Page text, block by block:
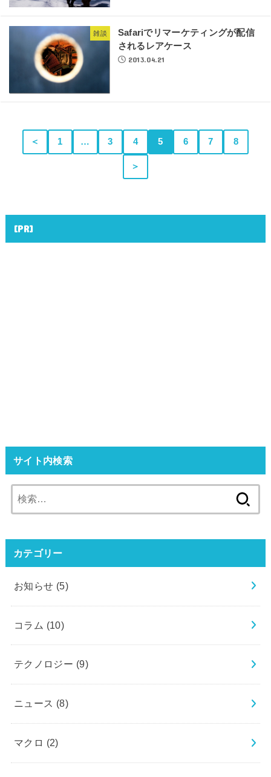
雑談
Safariでリマーケティングが配信
されるレアケース
2013.04.21
＜ 1 … 3 4 5 6 7 8
＞
[PR]
サイト内検索
索:
カテゴリー
お知らせ (5)
コラム (10)
テクノロジー (9)
ニュース (8)
マクロ (2)